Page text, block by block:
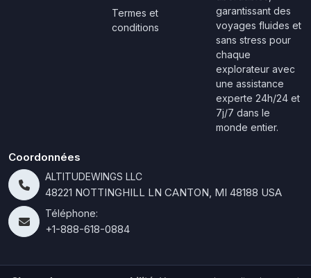
Termes et
conditions
garantissant des
voyages fluides et
sans stress pour
chaque
explorateur avec
une assistance
experte 24h/24 et
7j/7 dans le
monde entier.
Coordonnées
ALTITUDEWINGS LLC
48221 NOTTINGHILL LN CANTON, MI 48188 USA
Téléphone:
+1-888-618-0884